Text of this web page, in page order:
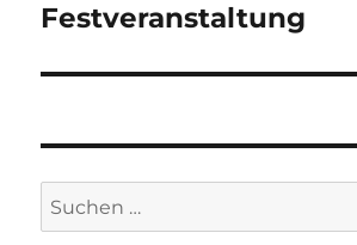
Beitrag:
Festveranstaltung
Suchen
nach: